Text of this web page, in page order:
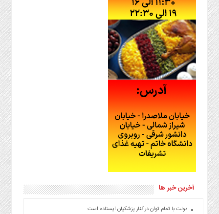
آخرین خبر ها
دولت با تمام توان در کنار پزشکیان ایستاده است